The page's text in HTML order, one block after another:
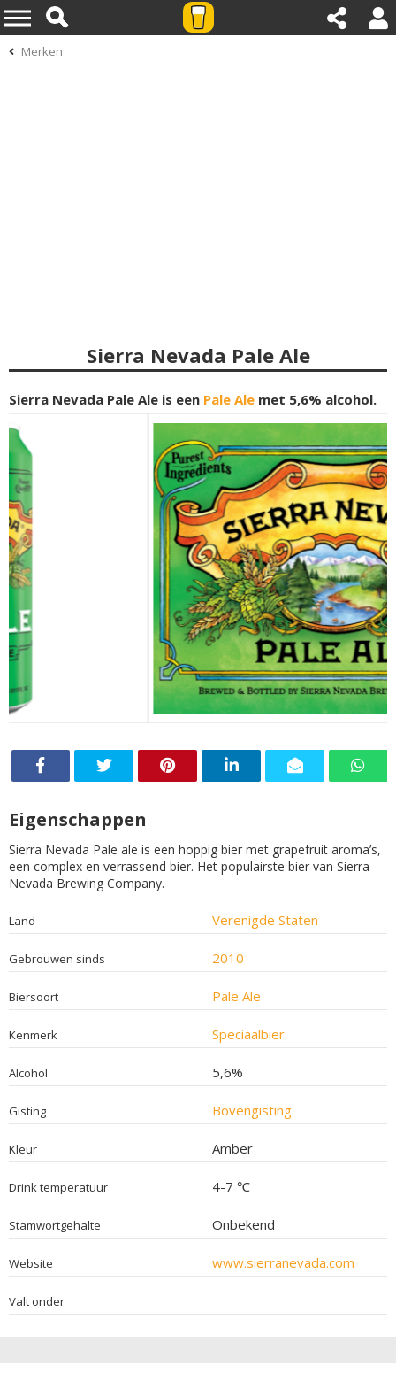
Merken
Sierra Nevada Pale Ale
Sierra Nevada Pale Ale is een Pale Ale met 5,6% alcohol.
Eigenschappen
Sier­ra Ne­va­da Pa­le ale is een hoppig bier met grapefruit aroma’s,
een complex en verrassend bier. Het populairste bier van Sierra
Nevada Brewing Company.
Land Verenigde Staten
Gebrouwen sinds 2010
Biersoort Pale Ale
Kenmerk Speciaalbier
Alcohol 5,6%
Gisting Bovengisting
Kleur Amber
Drink temperatuur 4-7 ℃
Stamwortgehalte Onbekend
Website www.sierranevada.com
Valt onder